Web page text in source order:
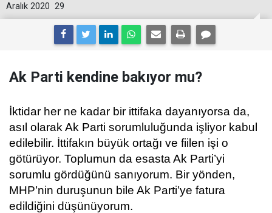
29
Aralık 2020
Ak Parti kendine bakıyor mu?
İktidar her ne kadar bir ittifaka dayanıyorsa da,
asıl olarak Ak Parti sorumluluğunda işliyor kabul
edilebilir. İttifakın büyük ortağı ve fiilen işi o
götürüyor. Toplumun da esasta Ak Parti’yi
sorumlu gördüğünü sanıyorum. Bir yönden,
MHP’nin duruşunun bile Ak Parti’ye fatura
edildiğini düşünüyorum.